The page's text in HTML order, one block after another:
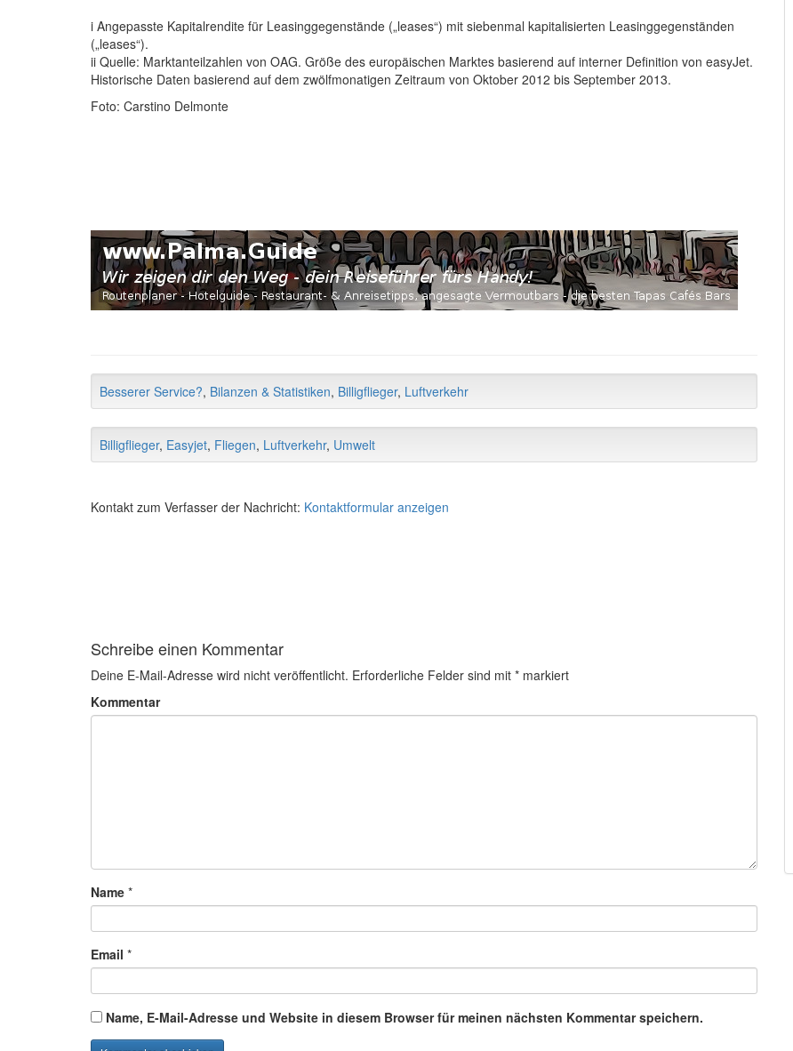
i Angepasste Kapitalrendite für Leasinggegenstände („leases“) mit siebenmal kapitalisierten Leasinggegenständen
(„leases“).
ii Quelle: Marktanteilzahlen von OAG. Größe des europäischen Marktes basierend auf interner Definition von easyJet.
Historische Daten basierend auf dem zwölfmonatigen Zeitraum von Oktober 2012 bis September 2013.
Foto: Carstino Delmonte
Besserer Service?, Bilanzen & Statistiken, Billigflieger, Luftverkehr
Billigflieger, Easyjet, Fliegen, Luftverkehr, Umwelt
Kontakt zum Verfasser der Nachricht: Kontaktformular anzeigen
Schreibe einen Kommentar
Deine E-Mail-Adresse wird nicht veröffentlicht. Erforderliche Felder sind mit * markiert
Kommentar
Name *
Email *
Name, E-Mail-Adresse und Website in diesem Browser für meinen nächsten Kommentar speichern.